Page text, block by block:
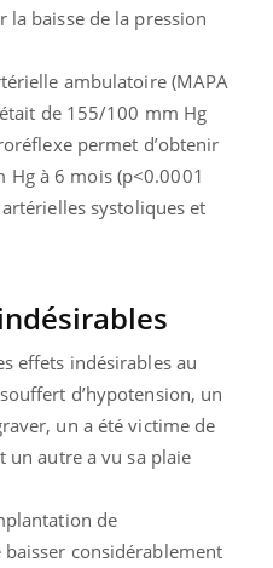
baisse de la pression
ambulatoire (MAPA
de 155/100 mm Hg
permet d’obtenir
à 6 mois (p<0.0001
systoliques et
effets indésirables au
d’hypotension, un
un a été victime de
autre a vu sa plaie
de
considérablement